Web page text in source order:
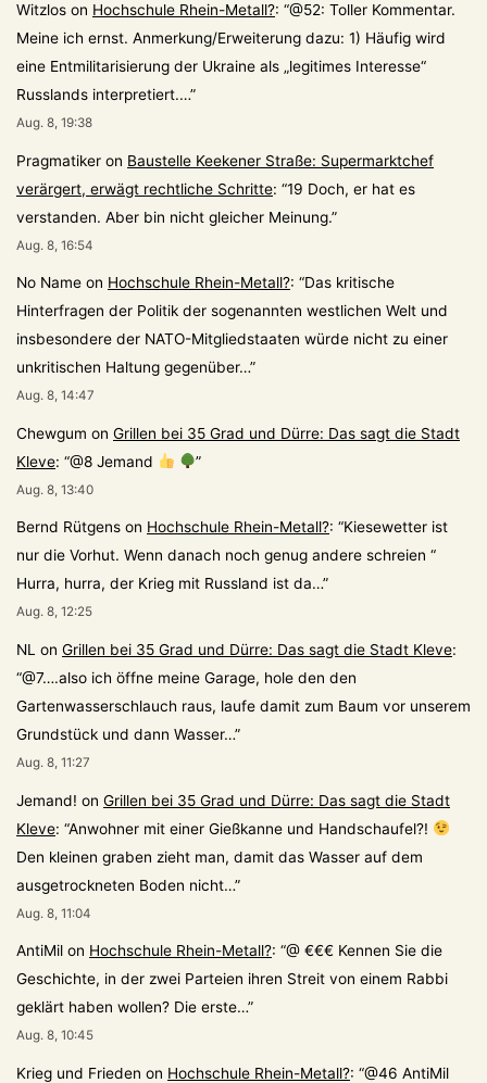
Witzlos on Hochschule Rhein-Metall?: “@52: Toller Kommentar.
Meine ich ernst. Anmerkung/Erweiterung dazu: 1) Häufig wird
eine Entmilitarisierung der Ukraine als „legitimes Interesse“
Russlands interpretiert.…”
Aug. 8, 19:38
Pragmatiker on Baustelle Keekener Straße: Supermarktchef
verärgert, erwägt rechtliche Schritte: “19 Doch, er hat es
verstanden. Aber bin nicht gleicher Meinung.”
Aug. 8, 16:54
No Name on Hochschule Rhein-Metall?: “Das kritische
Hinterfragen der Politik der sogenannten westlichen Welt und
insbesondere der NATO-Mitgliedstaaten würde nicht zu einer
unkritischen Haltung gegenüber…”
Aug. 8, 14:47
Chewgum on Grillen bei 35 Grad und Dürre: Das sagt die Stadt
Kleve: “@8 Jemand ”
Aug. 8, 13:40
Bernd Rütgens on Hochschule Rhein-Metall?: “Kiesewetter ist
nur die Vorhut. Wenn danach noch genug andere schreien “
Hurra, hurra, der Krieg mit Russland ist da…”
Aug. 8, 12:25
NL on Grillen bei 35 Grad und Dürre: Das sagt die Stadt Kleve:
“@7….also ich öffne meine Garage, hole den den
Gartenwasserschlauch raus, laufe damit zum Baum vor unserem
Grundstück und dann Wasser…”
Aug. 8, 11:27
Jemand! on Grillen bei 35 Grad und Dürre: Das sagt die Stadt
Kleve: “Anwohner mit einer Gießkanne und Handschaufel?!
Den kleinen graben zieht man, damit das Wasser auf dem
ausgetrockneten Boden nicht…”
Aug. 8, 11:04
AntiMil on Hochschule Rhein-Metall?: “@ €€€ Kennen Sie die
Geschichte, in der zwei Parteien ihren Streit von einem Rabbi
geklärt haben wollen? Die erste…”
Aug. 8, 10:45
Krieg und Frieden on Hochschule Rhein-Metall?: “@46 AntiMil